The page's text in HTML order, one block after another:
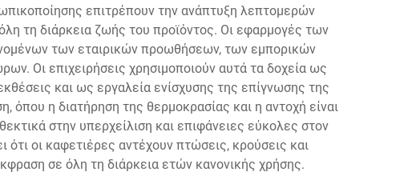
επιτρέπουν την ανάπτυξη λεπτομερών
τη διάρκεια ζωής του προϊόντος. Οι εφαρμογές των
των εταιρικών προωθήσεων, των εμπορικών
Οι επιχειρήσεις χρησιμοποιούν αυτά τα δοχεία ως
και ως εργαλεία ενίσχυσης της επίγνωσης της
όπου η διατήρηση της θερμοκρασίας και η αντοχή είναι
στην υπερχείλιση και επιφάνειες εύκολες στον
οι καφετιέρες αντέχουν πτώσεις, κρούσεις και
σε όλη τη διάρκεια ετών κανονικής χρήσης.